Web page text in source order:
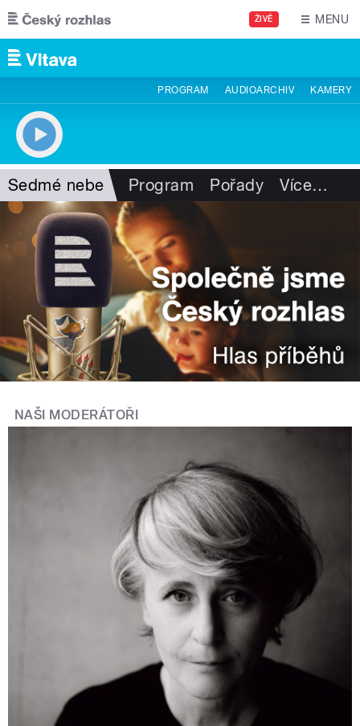
Přejít k hlavnímu obsahu
ŽIVĚ MENU
PROGRAM AUDIOARCHIV KAMERY
Sedmé nebe Program Pořady Více…
NAŠI MODERÁTOŘI